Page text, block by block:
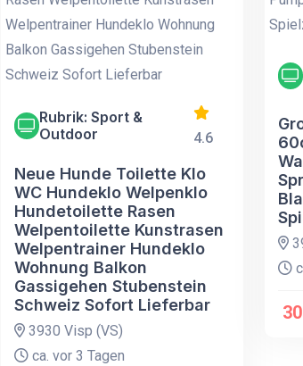
Rubrik: Sport &
Outdoor
4.6
Neue Hunde Toilette Klo
WC Hundeklo Welpenklo
Hundetoilette Rasen
Welpentoilette Kunstrasen
Welpentrainer Hundeklo
Wohnung Balkon
Gassigehen Stubenstein
Schweiz Sofort Lieferbar
3930 Visp (VS)
ca. vor 3 Tagen
30